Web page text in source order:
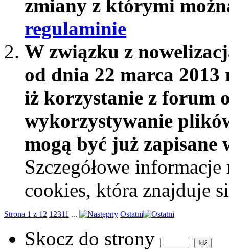
zmiany z którymi
regulaminie
W związku z
od dnia 22 marca
iż korzystanie z forum
wykorzystywanie
mogą być już
Szczegółowe
cookies, która znajduje
Strona 1 z 12 1 2311 ... Ostatni
Skocz do strony